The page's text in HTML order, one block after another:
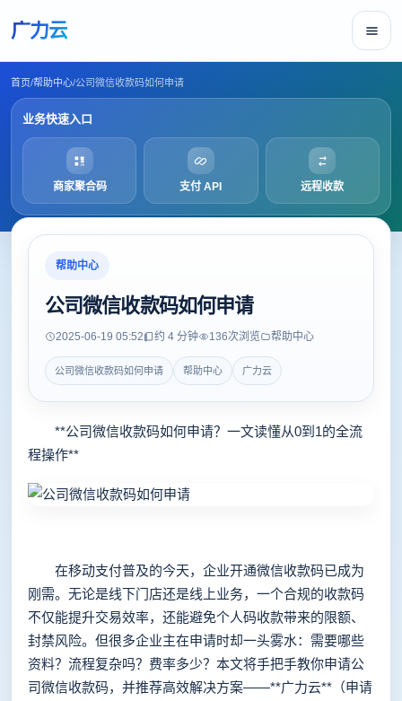
广力云
首页/帮助中心/公司微信收款码如何申请
业务快速入口
商家聚合码 支付 API 远程收款
帮助中心
公司微信收款码如何申请
2025-06-19 05:52 约 4 分钟 136次浏览 帮助中心
公司微信收款码如何申请 帮助中心 广力云
**公司微信收款码如何申请？一文读懂从0到1的全流
程操作**
在移动支付普及的今天，企业开通微信收款码已成为
刚需。无论是线下门店还是线上业务，一个合规的收款码
不仅能提升交易效率，还能避免个人码收款带来的限额、
封禁风险。但很多企业主在申请时却一头雾水：需要哪些
资料？流程复杂吗？费率多少？本文将手把手教你申请公
司微信收款码，并推荐高效解决方案——**广力云**（申请